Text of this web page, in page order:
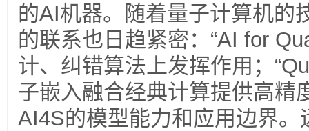
的AI机器。随着量子计算机的
的联系也日趋紧密： “AI for
计、纠错算法上发挥作用；
子嵌入融合经典计算提供高精
AI4S的模型能力和应用边界